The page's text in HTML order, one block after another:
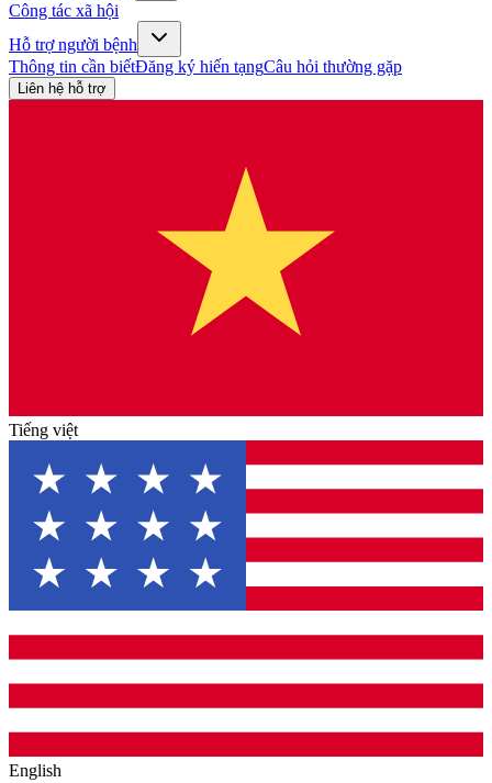
Công tác xã hội
Hỗ trợ người bệnh
Thông tin cần biếtĐăng ký hiến tạngCâu hỏi thường gặp
Liên hệ hỗ trợ
Tiếng việt
English